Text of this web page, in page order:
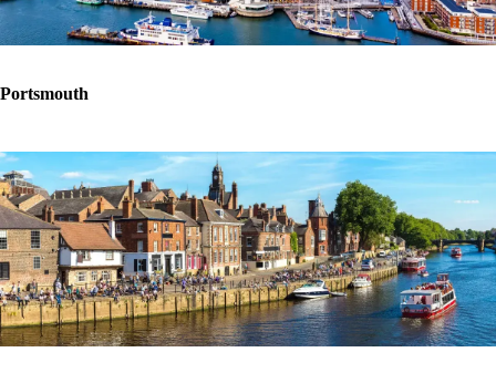
Portsmouth